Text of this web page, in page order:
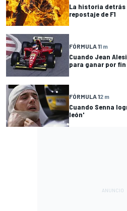
La historia
repostaje de F1
FÓRMULA 11 m
Cuando Jean
para ganar por fin
FÓRMULA 12 m
Cuando Senna
león'